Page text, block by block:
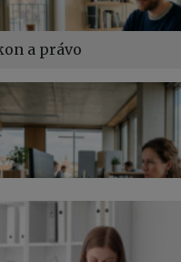
a právo
při rodičovské
OSSZ a zdravotní